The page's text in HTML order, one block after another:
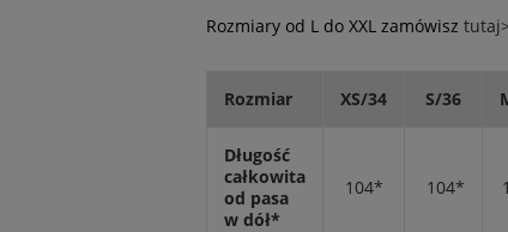
Rozmiary od L do XXL zamówisz
Rozmiar XS/34 S/36
Długość
całkowita
od pasa
w dół*
104* 104*